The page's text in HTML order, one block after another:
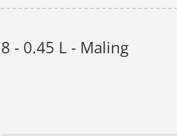
- 0.45 L - Maling